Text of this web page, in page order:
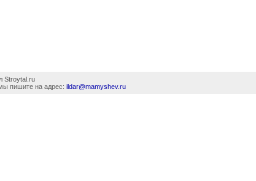
Stroytal.ru
пишите на адрес: ildar@mamyshev.ru